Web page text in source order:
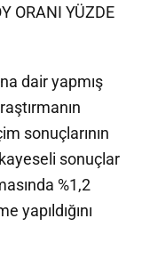
ORANI YÜZDE
dair yapmış
sonuçlarının
sonuçlar
%1,2
yapıldığını